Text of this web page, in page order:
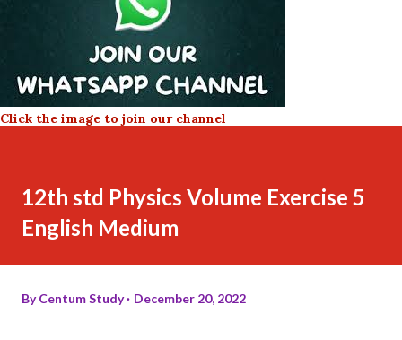
Click the image to join our channel
12th std Physics Volume Exercise 5
English Medium
ByCentum Study December 20, 2022